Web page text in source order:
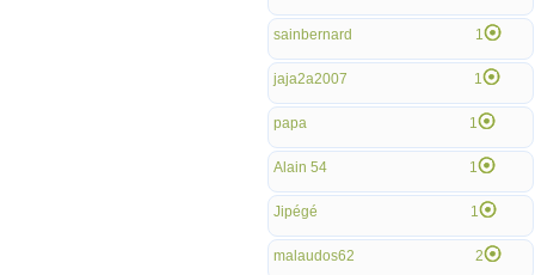
sainbernard 1
jaja2a2007 1
papa 1
Alain 54 1
Jipégé 1
malaudos62 2